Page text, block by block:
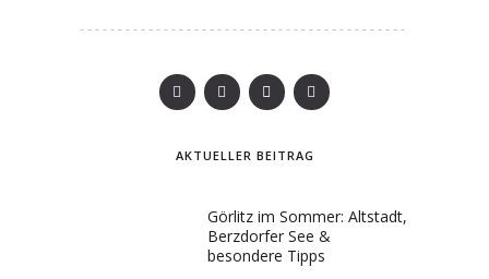
AKTUELLER BEITRAG
Görlitz im Sommer: Altstadt,
Berzdorfer See &
besondere Tipps